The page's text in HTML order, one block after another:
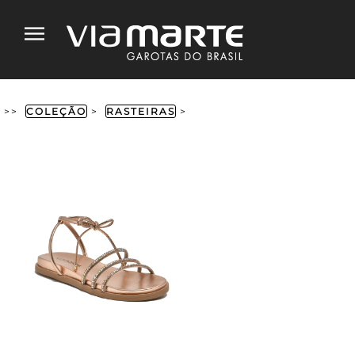
>> COLEÇÃO > RASTEIRAS >